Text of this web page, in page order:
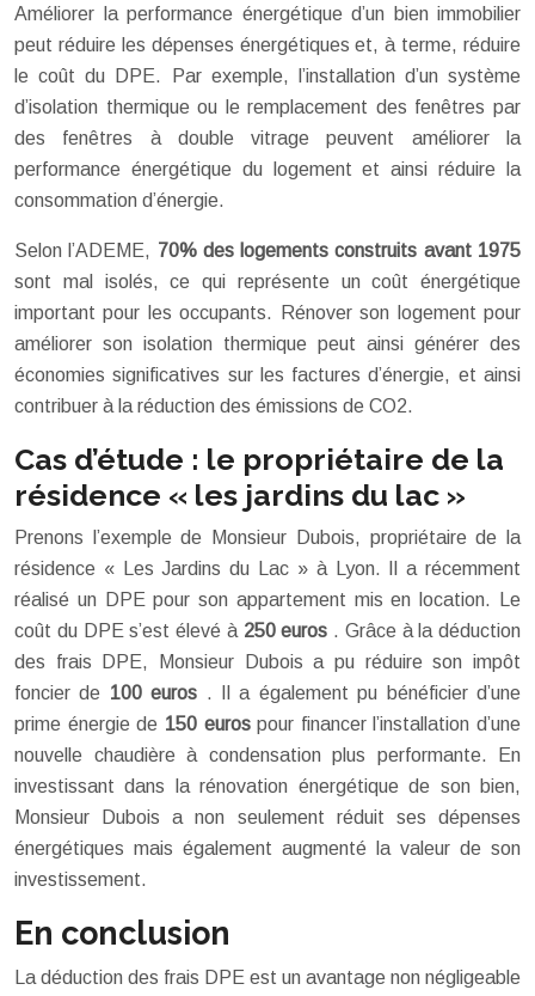
Améliorer la performance énergétique d’un bien immobilier
peut réduire les dépenses énergétiques et, à terme, réduire
le coût du DPE. Par exemple, l’installation d’un système
d’isolation thermique ou le remplacement des fenêtres par
des fenêtres à double vitrage peuvent améliorer la
performance énergétique du logement et ainsi réduire la
consommation d’énergie.
Selon l’ADEME, 70% des logements construits avant 1975
sont mal isolés, ce qui représente un coût énergétique
important pour les occupants. Rénover son logement pour
améliorer son isolation thermique peut ainsi générer des
économies significatives sur les factures d’énergie, et ainsi
contribuer à la réduction des émissions de CO2.
Cas d’étude : le propriétaire de la
résidence « les jardins du lac »
Prenons l’exemple de Monsieur Dubois, propriétaire de la
résidence « Les Jardins du Lac » à Lyon. Il a récemment
réalisé un DPE pour son appartement mis en location. Le
coût du DPE s’est élevé à 250 euros . Grâce à la déduction
des frais DPE, Monsieur Dubois a pu réduire son impôt
foncier de 100 euros . Il a également pu bénéficier d’une
prime énergie de 150 eurospour financer l’installation d’une
nouvelle chaudière à condensation plus performante. En
investissant dans la rénovation énergétique de son bien,
Monsieur Dubois a non seulement réduit ses dépenses
énergétiques mais également augmenté la valeur de son
investissement.
En conclusion
La déduction des frais DPE est un avantage non négligeable